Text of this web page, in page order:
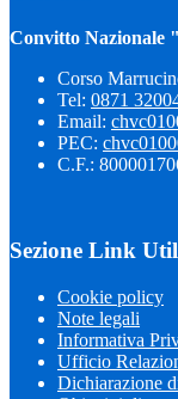
Convitto Nazionale
Corso
Tel: 0871
Email:
PEC:
C.F.:
Sezione Link
Cookie policy
Note legali
Informativa
Ufficio
Dichiarazione